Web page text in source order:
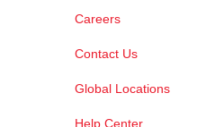
Careers
Contact Us
Global Locations
Help Center